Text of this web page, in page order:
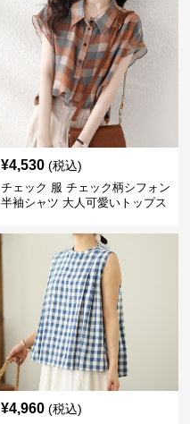
¥4,530 (税込)
チェック 服 チェック柄シフォン
半袖シャツ 大人可愛いトップス
¥4,960 (税込)